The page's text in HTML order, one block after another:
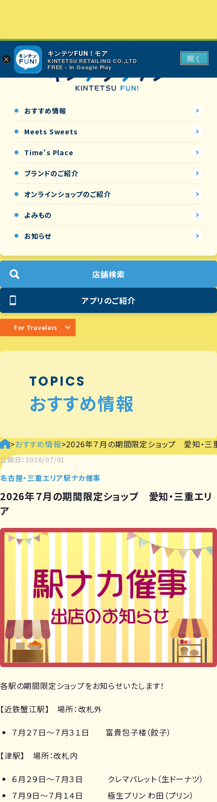
おすすめ情報
Meets Sweets
Time's Place
ブランドのご紹介
オンラインショップのご紹介
よみもの
お知らせ
店舗検索
アプリのご紹介
For Travelers
TOPICS
おすすめ情報
>おすすめ情報>2026年７月の期間限定ショップ 愛知・三
公開日：2026/07/01
名古屋・三重エリア駅ナカ催事
2026年７月の期間限定ショップ 愛知・三重エリ
ア
各駅の期間限定ショップをお知らせいたします！
【近鉄蟹江駅】 場所：改札外
７月２７日～７月３１日 富貴包子楼（餃子）
【津駅】 場所：改札内
６月２９日～７月３日 クレマパレット（生ドーナツ）
７月９日～７月１４日 極生プリン わ田（プリン）
×
キンテツFUN！モア
KINTETSU RETAILING CO.,LTD
FREE - In Google Play
開く